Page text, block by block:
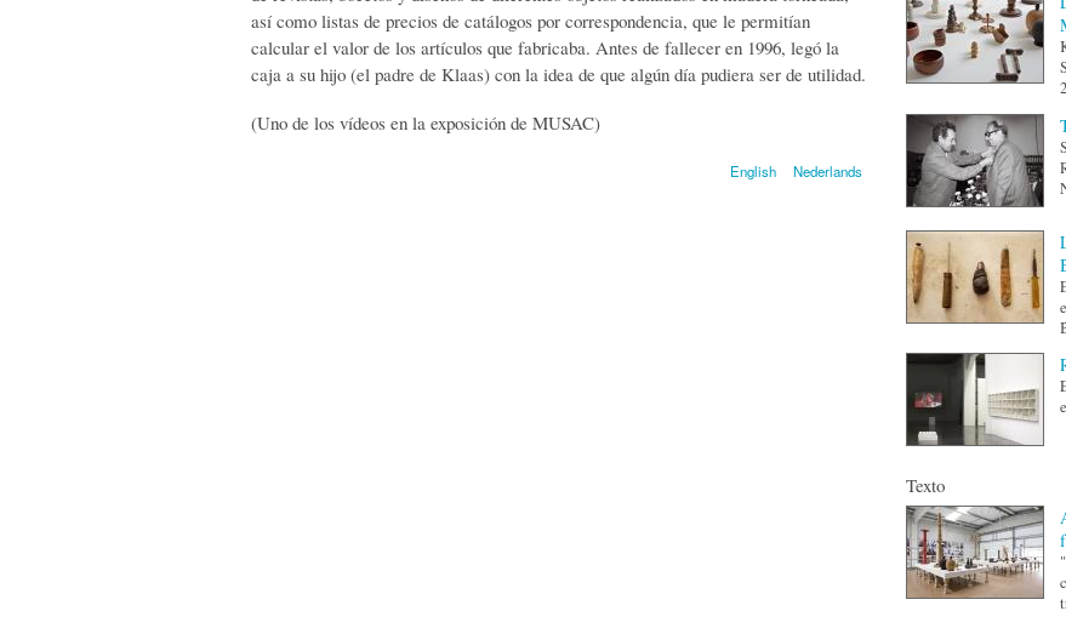
así como listas de precios de catálogos por correspondencia, que le permitían
calcular el valor de los artículos que fabricaba. Antes de fallecer en 1996, legó la
caja a su hijo (el padre de Klaas) con la idea de que algún día pudiera ser de utilidad.
(Uno de los vídeos en la exposición de MUSAC)
English Nederlands
Texto